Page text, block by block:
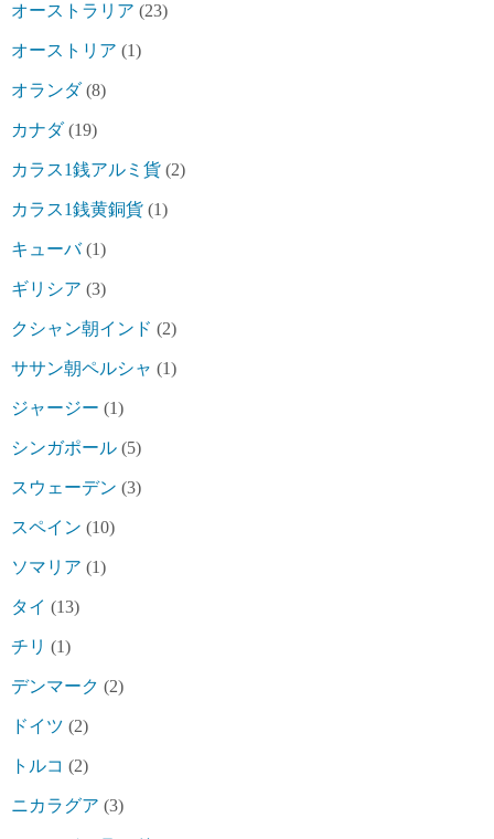
オーストラリア (23)
オーストリア (1)
オランダ(8)
カナダ(19)
カラス1銭アルミ貨 (2)
カラス1銭黄銅貨 (1)
キューバ(1)
ギリシア (3)
クシャン朝インド (2)
ササン朝ペルシャ (1)
ジャージー (1)
シンガポール (5)
スウェーデン (3)
スペイン (10)
ソマリア (1)
タイ (13)
チリ (1)
デンマーク (2)
ドイツ (2)
トルコ (2)
ニカラグア (3)